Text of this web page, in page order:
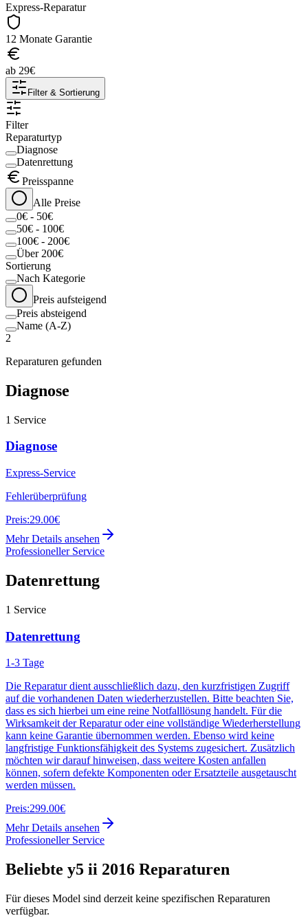
Express-Reparatur
12 Monate Garantie
ab 29€
Filter & Sortierung
Filter
Reparaturtyp
Diagnose
Datenrettung
Preisspanne
Alle Preise
0€ - 50€
50€ - 100€
100€ - 200€
Über 200€
Sortierung
Nach Kategorie
Preis aufsteigend
Preis absteigend
Name (A-Z)
2
Reparaturen gefunden
Diagnose
1 Service
Diagnose
Express-Service
Fehlerüberprüfung
Preis:29.00€
Mehr Details ansehen
Professioneller Service
Datenrettung
1 Service
Datenrettung
1-3 Tage
Die Reparatur dient ausschließlich dazu, den kurzfristigen Zugriff
auf die vorhandenen Daten wiederherzustellen. Bitte beachten Sie,
dass es sich hierbei um eine reine Notfalllösung handelt. Für die
Wirksamkeit der Reparatur oder eine vollständige Wiederherstellung
kann keine Garantie übernommen werden. Ebenso wird keine
langfristige Funktionsfähigkeit des Systems zugesichert. Zusätzlich
möchten wir darauf hinweisen, dass weitere Kosten anfallen
können, sofern defekte Komponenten oder Ersatzteile ausgetauscht
werden müssen.
Preis:299.00€
Mehr Details ansehen
Professioneller Service
Beliebte y5 ii 2016 Reparaturen
Für dieses Model sind derzeit keine spezifischen Reparaturen
verfügbar.